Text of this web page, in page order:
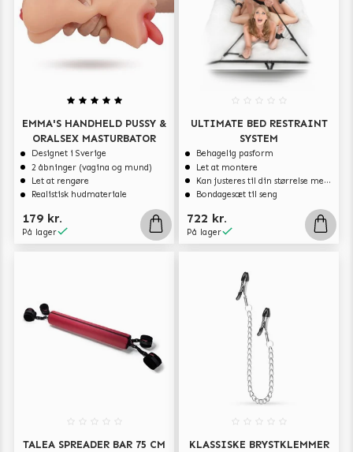
EMMA'S HANDHELD PUSSY &
ORALSEX MASTURBATOR
Designet i Sverige
2 åbninger (vagina og mund)
Let at rengøre
Realistisk hudmateriale
179 kr.
På lager
ULTIMATE BED RESTRAINT
SYSTEM
Behagelig pasform
Let at montere
Kan justeres til din størrelse med spænderne
Bondagesæt til seng
722 kr.
På lager
TALEA SPREADER BAR 75 CM
KLASSISKE BRYSTKLEMMER